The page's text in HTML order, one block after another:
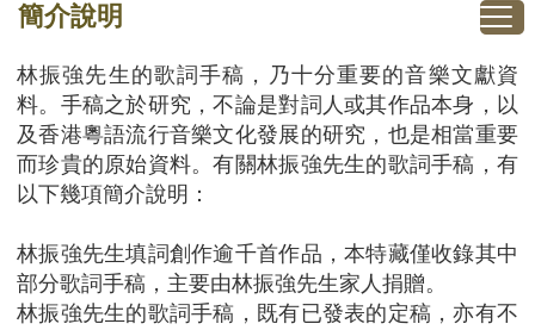
簡介說明
林振強先生的歌詞手稿，乃十分重要的音樂文獻資
料。手稿之於研究，不論是對詞人或其作品本身，以
及香港粵語流行音樂文化發展的研究，也是相當重要
而珍貴的原始資料。有關林振強先生的歌詞手稿，有
以下幾項簡介說明：
林振強先生填詞創作逾千首作品，本特藏僅收錄其中
部分歌詞手稿，主要由林振強先生家人捐贈。
林振強先生的歌詞手稿，既有已發表的定稿，亦有不